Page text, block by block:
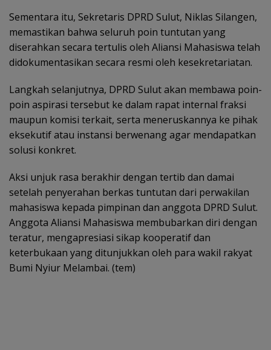
Sementara itu, Sekretaris DPRD Sulut, Niklas Silangen,
memastikan bahwa seluruh poin tuntutan yang
diserahkan secara tertulis oleh Aliansi Mahasiswa telah
didokumentasikan secara resmi oleh kesekretariatan.
Langkah selanjutnya, DPRD Sulut akan membawa poin-
poin aspirasi tersebut ke dalam rapat internal fraksi
maupun komisi terkait, serta meneruskannya ke pihak
eksekutif atau instansi berwenang agar mendapatkan
solusi konkret.
Aksi unjuk rasa berakhir dengan tertib dan damai
setelah penyerahan berkas tuntutan dari perwakilan
mahasiswa kepada pimpinan dan anggota DPRD Sulut.
Anggota Aliansi Mahasiswa membubarkan diri dengan
teratur, mengapresiasi sikap kooperatif dan
keterbukaan yang ditunjukkan oleh para wakil rakyat
Bumi Nyiur Melambai. (tem)